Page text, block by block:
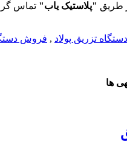
طریق "پلاستیک یاب" تماس
دستگاه تزریق پولاد , فروش
ها